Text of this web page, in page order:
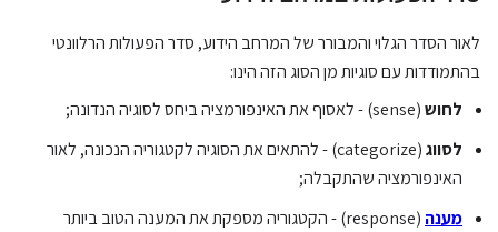
לאור הסדר הגלוי והמבורר של המרחב הידוע, סדר הפעולות הרלוונטי
בהתמודדות עם סוגיות מן הסוג הזה הינו:
לחוש(sense) - לאסוף את האינפורמציה ביחס לסוגיה הנדונה;
לסווג
(categorize) - להתאים את הסוגיה לקטגוריה הנכונה, לאור
האינפורמציה שהתקבלה;
מענה
(response) - הקטגוריה מספקת את המענה הטוב ביותר